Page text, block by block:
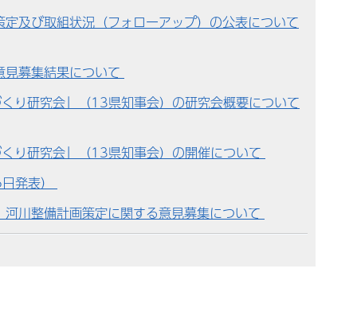
及び取組状況（フォローアップ）の公表について
募集結果について
り研究会」（13県知事会）の研究会概要について
り研究会」（13県知事会）の開催について
発表）
川整備計画策定に関する意見募集について